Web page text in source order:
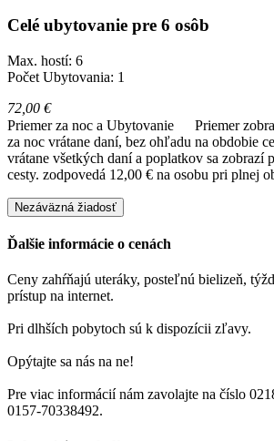
Celé ubytovanie pre 6 osôb
Max. hostí: 6
Počet Ubytovania: 1
72,00 €
Priemer za noc a Ubytovanie
Priemer
za noc vrátane daní, bez ohľadu na obdobie
vrátane všetkých daní a poplatkov sa zobrazí
cesty. zodpovedá 12,00 € na osobu pri plnej
Nezáväzná žiadosť
Ďalšie informácie o cenách
Ceny zahŕňajú uteráky, posteľnú bielizeň,
prístup na internet.
Pri dlhších pobytoch sú k dispozícii zľavy.
Opýtajte sa nás na ne!
Pre viac informácií nám zavolajte na číslo
0157-70338492.